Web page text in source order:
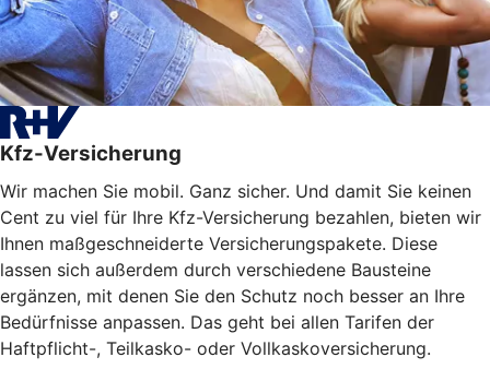
Kfz-Versicherung
Wir machen Sie mobil. Ganz sicher. Und damit Sie keinen
Cent zu viel für Ihre Kfz-Versicherung bezahlen, bieten wir
Ihnen maßgeschneiderte Versicherungspakete. Diese
lassen sich außerdem durch verschiedene Bausteine
ergänzen, mit denen Sie den Schutz noch besser an Ihre
Bedürfnisse anpassen. Das geht bei allen Tarifen der
Haftpflicht-, Teilkasko- oder Vollkaskoversicherung.